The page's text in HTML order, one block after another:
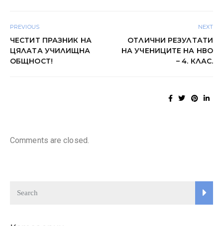
PREVIOUS
ЧЕСТИТ ПРАЗНИК НА
ЦЯЛАТА УЧИЛИЩНА
ОБЩНОСТ!
NEXT
ОТЛИЧНИ РЕЗУЛТАТИ
НА УЧЕНИЦИТЕ НА НВО
– 4. КЛАС.
Comments are closed.